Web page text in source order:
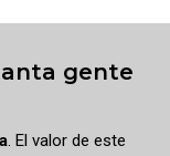
gente
. El valor de este